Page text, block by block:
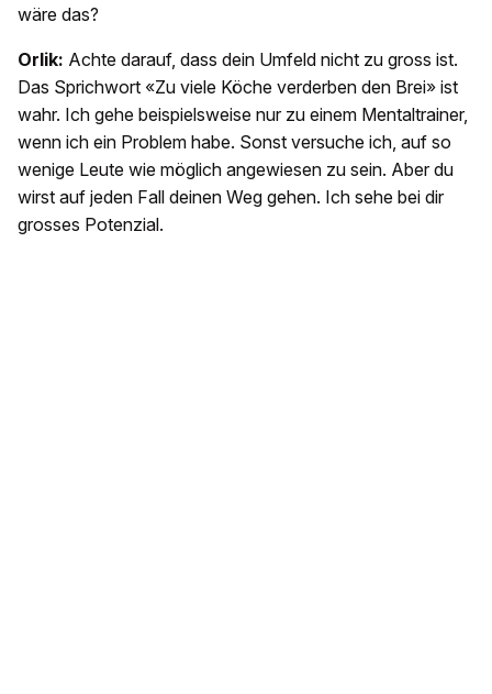
wäre das?
Orlik: Achte darauf, dass dein Umfeld nicht zu gross ist.
Das Sprichwort «Zu viele Köche verderben den Brei» ist
wahr. Ich gehe beispielsweise nur zu einem Mentaltrainer,
wenn ich ein Problem habe. Sonst versuche ich, auf so
wenige Leute wie möglich angewiesen zu sein. Aber du
wirst auf jeden Fall deinen Weg gehen. Ich sehe bei dir
grosses Potenzial.